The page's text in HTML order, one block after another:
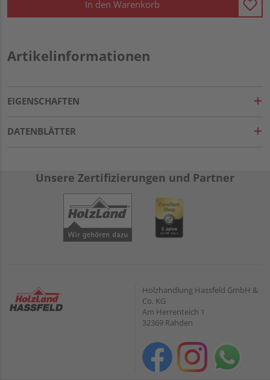
In den Warenkorb
Artikelinformationen
EIGENSCHAFTEN
DATENBLÄTTER
Unsere Zertifizierungen und Partner
Holzhandlung Hassfeld GmbH &
Co. KG
Am Herrenteich 1
32369 Rahden